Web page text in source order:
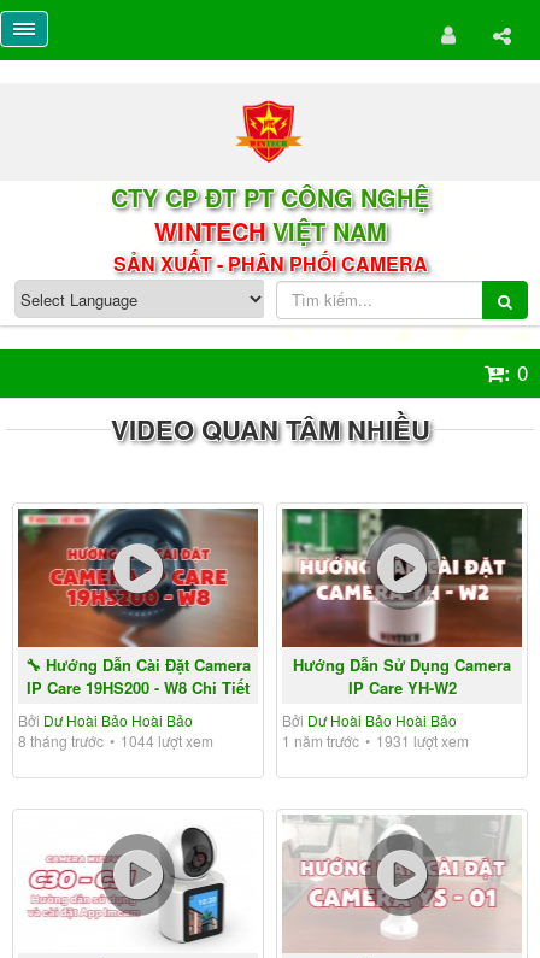
CTY CP ĐT PT CÔNG NGHỆ
WINTECHVIỆT NAM
SẢN XUẤT - PHÂN PHỐI CAMERA
: 0
VIDEO QUAN TÂM NHIỀU
🔧 Hướng Dẫn Cài Đặt Camera
IP Care 19HS200 - W8 Chi Tiết
Từ A-Z |...
Bởi Dư Hoài Bảo Hoài Bảo
8 tháng trước
1044 lượt xem
Hướng Dẫn Sử Dụng Camera
IP Care YH-W2
Bởi Dư Hoài Bảo Hoài Bảo
1 năm trước
1931 lượt xem